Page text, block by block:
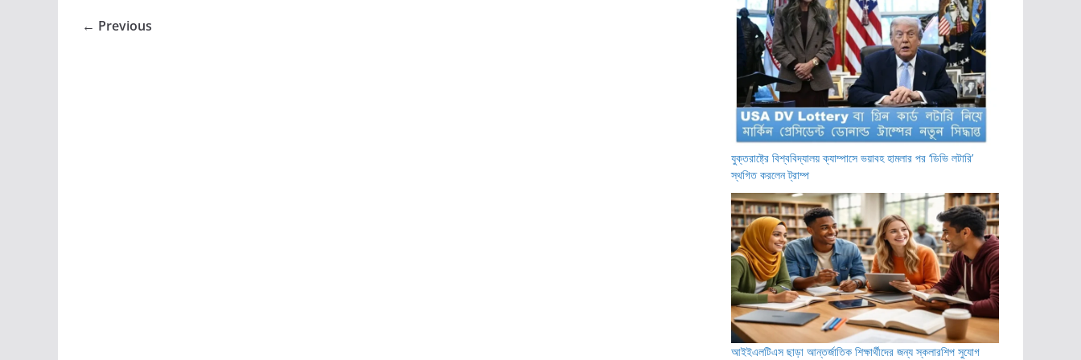
← Previous
যুক্তরাষ্ট্রে বিশ্ববিদ্যালয় ক্যাম্পাসে ভয়াবহ হামলার পর ‘ডিভি লটারি’
স্থগিত করলেন ট্রাম্প
আইইএলটিএস ছাড়া আন্তর্জাতিক শিক্ষার্থীদের জন্য স্কলারশিপ সুযোগ